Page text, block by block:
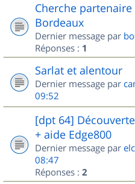
Cherche
Bordeaux
Dernier message par
Réponses : 1
Sarlat et alentour
Dernier message par
09:52
[dpt 64]
+ aide Edge800
Dernier message par
08:47
Réponses : 2